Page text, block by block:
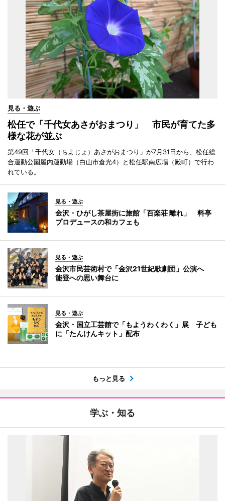
見る・遊ぶ
松任で「千代女あさがおまつり」 市民が育てた多
様な花が並ぶ
第49回「千代女（ちよじょ）あさがおまつり」が7月31日から、松任総
合運動公園屋内運動場（白山市倉光4）と松任駅南広場（殿町）で行わ
れている。
見る・遊ぶ
金沢・ひがし茶屋街に旅館「百楽荘 離れ」 料亭
プロデュースの和カフェも
見る・遊ぶ
金沢市民芸術村で「金沢21世紀歌劇団」公演へ
能登への思い舞台に
見る・遊ぶ
金沢・国立工芸館で「もようわくわく」展 子ども
に「たんけんキット」配布
もっと見る
学ぶ・知る